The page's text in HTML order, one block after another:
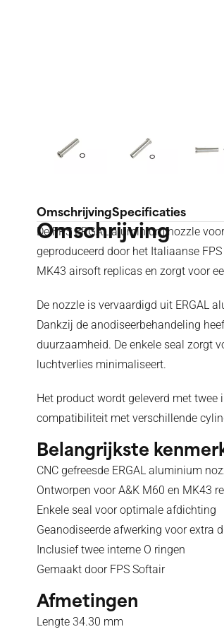
OmschrijvingSpecificaties
Omschrijving
De FPS ERGAL aluminium nozzle
geproduceerd door het Italiaanse
MK43 airsoft replicas en zorgt voor
De nozzle is vervaardigd uit ERGAL
Dankzij de anodiseerbehandeling
duurzaamheid. De enkele seal zorgt
luchtverlies minimaliseert.
Het product wordt geleverd met twee
compatibiliteit met verschillende
Belangrijkste
CNC gefreesde ERGAL aluminium
Ontworpen voor A&K M60 en MK43
Enkele seal voor optimale afdichting
Geanodiseerde afwerking voor extra
Inclusief twee interne O ringen
Gemaakt door FPS Softair
Afmetingen
Lengte 34.30 mm